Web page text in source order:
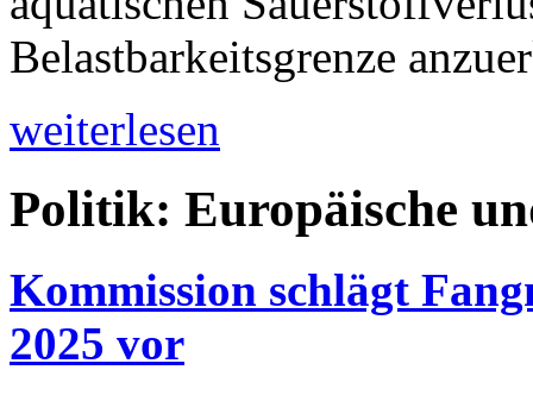
Belastbarkeitsgrenze
weiterlesen
Politik: Europäische
Kommission schlägt
2025 vor